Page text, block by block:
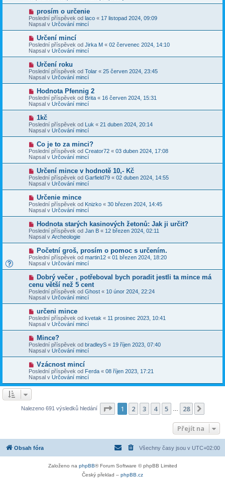
k
p
ě
v
e
k
ý
í
s
p
ě
v
e
k
N
o
v
ý
p
í
s
p
ě
v
e
k
prosím o určenie
Poslední příspěvek od laco « 17 listopad 2024, 09:09
Napsal v Určování mincí
N
o
v
ý
p
í
s
p
v
e
k
Určení mincí
Poslední příspěvek od Jirka M « 02 červenec 2024, 14:10
Napsal v Určování mincí
N
o
v
ý
p
í
s
p
ě
v
e
k
Určení roku
Poslední příspěvek od Tolar « 25 červen 2024, 23:45
Napsal v Určování mincí
N
o
v
ý
í
s
p
ě
v
e
k
Hodnota Pfennig 2
Poslední příspěvek od Brita « 16 červen 2024, 15:31
Napsal v Určování mincí
N
o
v
ý
í
s
p
ě
v
e
k
1kč
Poslední příspěvek od Luk « 21 duben 2024, 20:14
Napsal v Určování mincí
N
o
v
ý
p
í
s
p
ě
v
e
k
Co je to za minci?
Poslední příspěvek od Creator72 « 03 duben 2024, 17:08
Napsal v Určování mincí
N
o
v
ý
p
í
s
p
v
e
k
Určení mince v hodnotě 10,- Kč
Poslední příspěvek od Garfield79 « 02 duben 2024, 14:55
Napsal v Určování mincí
N
o
v
ý
p
í
s
p
v
e
k
Určenie mince
Poslední příspěvek od Knizko « 30 březen 2024, 14:45
Napsal v Určování mincí
N
o
v
ý
p
í
s
p
v
e
k
Hodnota starých kasinových žetonů: Jak ji určit?
Poslední příspěvek od Jan B « 12 březen 2024, 02:11
Napsal v Archeologie
N
o
v
ý
p
í
s
p
ě
v
e
k
Početní groš, prosím o pomoc s určením.
Poslední příspěvek od martin12 « 01 březen 2024, 18:20
Napsal v Určování mincí
N
v
ý
p
ř
s
p
ě
v
e
k
Dobrý večer , potřeboval bych poradit jestli ta mince má
cenu větší než 5 cent
Poslední příspěvek od Ghost « 10 únor 2024, 22:24
Napsal v Určování mincí
N
o
v
ý
p
í
s
p
ě
v
e
k
určeni mince
Poslední příspěvek od kvetak « 11 prosinec 2023, 10:41
Napsal v Určování mincí
N
o
v
ý
p
í
s
p
k
Mince?
Poslední příspěvek od bradleyS « 19 říjen 2023, 07:40
Napsal v Určování mincí
N
o
v
ý
p
p
Vzácnost mincí
Poslední příspěvek od Ferda « 08 říjen 2023, 17:21
Napsal v Určování mincí
Nalezeno 691 výsledků hledání Stránka z 28
1 2 3 4 5 28
Přejít na
Obsah fóra Všechny časy jsou v UTC+02:00
Založeno na phpBB® Forum Software © phpBB Limited
Český překlad – phpBB.cz